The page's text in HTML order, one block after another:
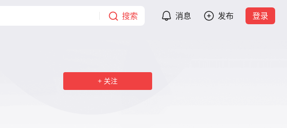
搜索 消息 发布 登录
关注